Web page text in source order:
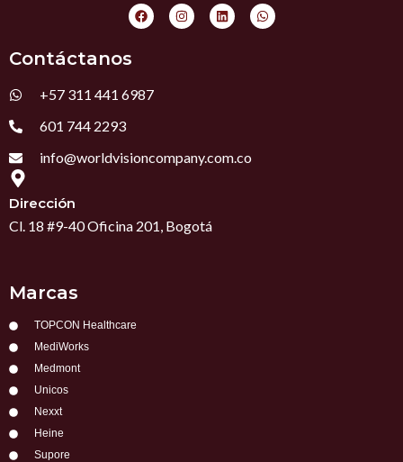
F
a
c
k
I
n
s
L
i
n
W
h
a
Contáctanos
+57 311 441 6987
601 744 2293
info@worldvisioncompany.com.co
Dirección
Cl. 18 #9-40 Oficina 201, Bogotá
Marcas
TOPCON Healthcare
MediWorks
Medmont
Unicos
Nexxt
Heine
Supore